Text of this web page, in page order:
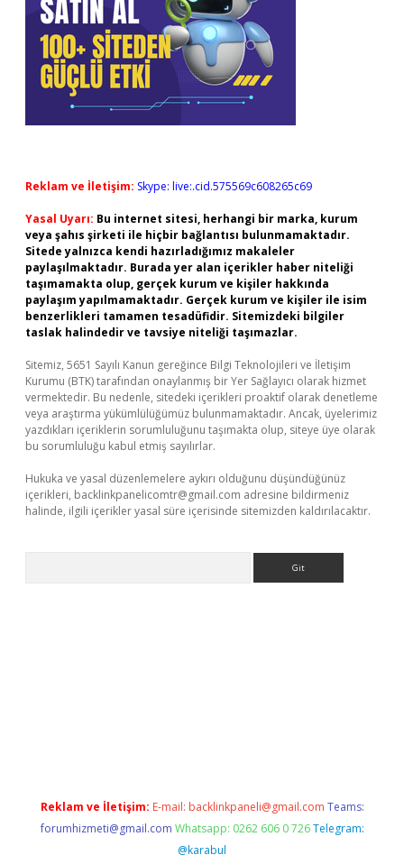
Reklam ve İletişim: Skype: live:.cid.575569c608265c69
Yasal Uyarı: Bu internet sitesi, herhangi bir marka, kurum
veya şahıs şirketi ile hiçbir bağlantısı bulunmamaktadır.
Sitede yalnızca kendi hazırladığımız makaleler
paylaşılmaktadır. Burada yer alan içerikler haber niteliği
taşımamakta olup, gerçek kurum ve kişiler hakkında
paylaşım yapılmamaktadır. Gerçek kurum ve kişiler ile isim
benzerlikleri tamamen tesadüfidir. Sitemizdeki bilgiler
taslak halindedir ve tavsiye niteliği taşımazlar.
Sitemiz, 5651 Sayılı Kanun gereğince Bilgi Teknolojileri ve İletişim
Kurumu (BTK) tarafından onaylanmış bir Yer Sağlayıcı olarak hizmet
vermektedir. Bu nedenle, sitedeki içerikleri proaktif olarak denetleme
veya araştırma yükümlülüğümüz bulunmamaktadır. Ancak, üyelerimiz
yazdıkları içeriklerin sorumluluğunu taşımakta olup, siteye üye olarak
bu sorumluluğu kabul etmiş sayılırlar.
Hukuka ve yasal düzenlemelere aykırı olduğunu düşündüğünüz
içerikleri, backlinkpanelicomtr@gmail.com adresine bildirmeniz
halinde, ilgili içerikler yasal süre içerisinde sitemizden kaldırılacaktır.
Reklam ve İletişim: E-mail: backlinkpaneli@gmail.com Teams:
forumhizmeti@gmail.com Whatsapp: 0262 606 0 726 Telegram:
@karabul